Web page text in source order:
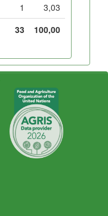
1
3,03
33
100,00